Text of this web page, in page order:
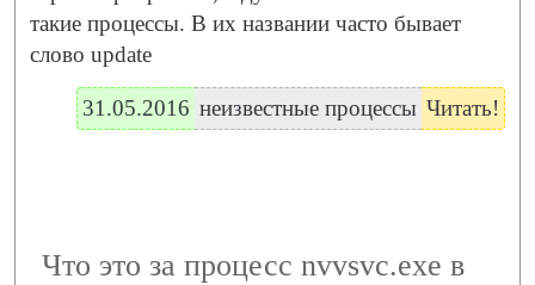
такие процессы. В их названии часто бывает
слово update
Читать!
неизвестные процессы
31.05.2016
Что это за процесс nvvsvc.exe в